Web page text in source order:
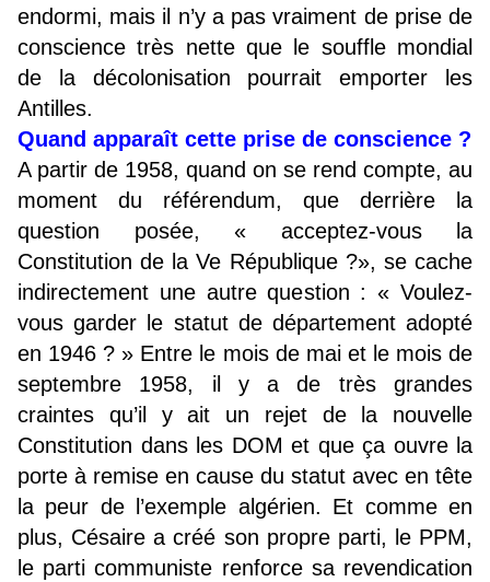
endormi, mais il n’y a pas vraiment de prise de
conscience très nette que le souffle mondial
de la décolonisation pourrait emporter les
Antilles.
Quand apparaît cette prise de conscience ?
A partir de 1958, quand on se rend compte, au
moment du référendum, que derrière la
question posée, « acceptez-vous la
Constitution de la Ve République ?», se cache
indirectement une autre question : « Voulez-
vous garder le statut de département adopté
en 1946 ? » Entre le mois de mai et le mois de
septembre 1958, il y a de très grandes
craintes qu’il y ait un rejet de la nouvelle
Constitution dans les DOM et que ça ouvre la
porte à remise en cause du statut avec en tête
la peur de l’exemple algérien. Et comme en
plus, Césaire a créé son propre parti, le PPM,
le parti communiste renforce sa revendication